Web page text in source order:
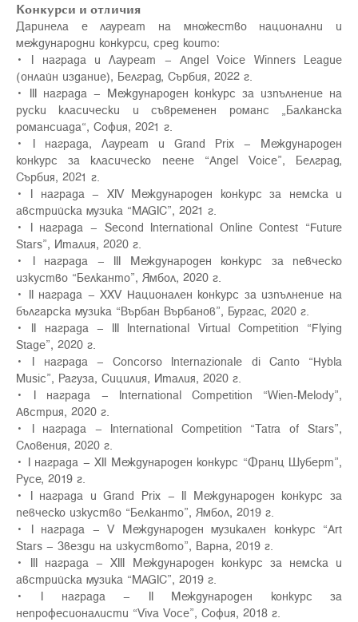
Конкурси и отличия
Даринела е лауреат на множество национални и
международни конкурси, сред които:
• I награда и Лауреат – Angel Voice Winners League
(онлайн издание), Белград, Сърбия, 2022 г.
• III награда – Международен конкурс за изпълнение на
руски класически и съвременен романс „Балканска
романсиада“, София, 2021 г.
• I награда, Лауреат и Grand Prix – Международен
конкурс за класическо пеене “Angel Voice”, Белград,
Сърбия, 2021 г.
• I награда – XIV Международен конкурс за немска и
австрийска музика “MAGIC”, 2021 г.
• I награда – Second International Online Contest “Future
Stars”, Италия, 2020 г.
• I награда – III Международен конкурс за певческо
изкуство “Белканто”, Ямбол, 2020 г.
• II награда – XXV Национален конкурс за изпълнение на
българска музика “Върбан Върбанов”, Бургас, 2020 г.
• II награда – III International Virtual Competition “Flying
Stage”, 2020 г.
• I награда – Concorso Internazionale di Canto “Hybla
Music”, Рагуза, Сицилия, Италия, 2020 г.
• I награда – International Competition “Wien-Melody”,
Австрия, 2020 г.
• I награда – International Competition “Tatra of Stars”,
Словения, 2020 г.
• I награда – XII Международен конкурс “Франц Шуберт”,
Русе, 2019 г.
• I награда и Grand Prix – II Международен конкурс за
певческо изкуство “Белканто”, Ямбол, 2019 г.
• I награда – V Международен музикален конкурс “Art
Stars – Звезди на изкуството”, Варна, 2019 г.
• III награда – XIII Международен конкурс за немска и
австрийска музика “MAGIC”, 2019 г.
• I награда – II Международен конкурс за
непрофесионалисти “Viva Voce”, София, 2018 г.